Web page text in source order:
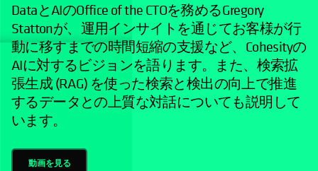
DataとAIのOffice of the CTOを務めるGregory
Stattonが、運用インサイトを通じてお客様が行
動に移すまでの時間短縮の支援など、Cohesityの
AIに対するビジョンを語ります。また、検索拡
張生成 (RAG) を使った検索と検出の向上で推進
するデータとの上質な対話についても説明して
います。
動画を見る